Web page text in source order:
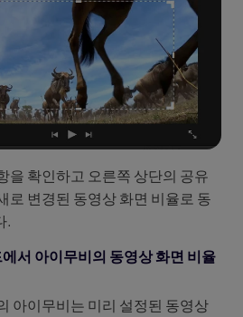
을 확인하고 오른쪽 상단의 공유
로 변경된 동영상 화면 비율로 동
.
서 아이무비의 동영상 화면 비율
아이무비는 미리 설정된 동영상